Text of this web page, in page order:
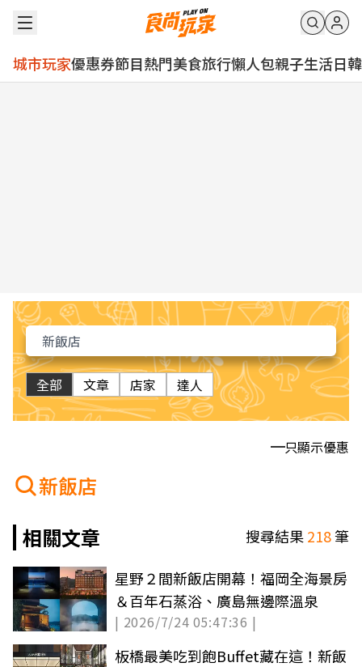
城市玩家優惠券節目熱門美食旅行懶人包親子生活日韓
全部 文章 店家 達人
只顯示優惠
新飯店
相關文章
搜尋結果218筆
星野２間新飯店開幕！福岡全海景房
＆百年石蒸浴、廣島無邊際溫泉
| 2026/7/24 05:47:36 |
板橋最美吃到飽Buffet藏在這！新飯